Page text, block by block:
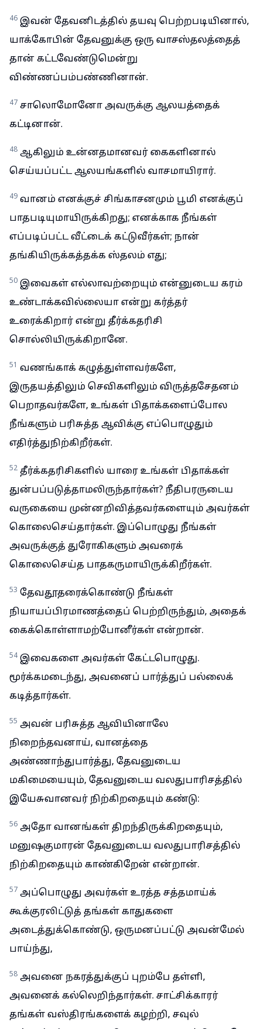
46 இவன் தேவனிடத்தில் தயவு பெற்றபடியினால்,
யாக்கோபின் தேவனுக்கு ஒரு வாசஸ்தலத்தைத்
தான் கட்டவேண்டுமென்று
விண்ணப்பம்பண்ணினான்.
47 சாலொமோனோ அவருக்கு ஆலயத்தைக்
கட்டினான்.
48 ஆகிலும் உன்னதமானவர் கைகளினால்
செய்யப்பட்ட ஆலயங்களில் வாசமாயிரார்.
49 வானம் எனக்குச் சிங்காசனமும் பூமி எனக்குப்
பாதபடியுமாயிருக்கிறது; எனக்காக நீங்கள்
எப்படிப்பட்ட வீட்டைக் கட்டுவீர்கள்; நான்
தங்கியிருக்கத்தக்க ஸ்தலம் எது;
50 இவைகள் எல்லாவற்றையும் என்னுடைய கரம்
உண்டாக்கவில்லையா என்று கர்த்தர்
உரைக்கிறார் என்று தீர்க்கதரிசி
சொல்லியிருக்கிறானே.
51 வணங்காக் கழுத்துள்ளவர்களே,
இருதயத்திலும் செவிகளிலும் விருத்தசேதனம்
பெறாதவர்களே, உங்கள் பிதாக்களைப்போல
நீங்களும் பரிசுத்த ஆவிக்கு எப்பொழுதும்
எதிர்த்துநிற்கிறீர்கள்.
52 தீர்க்கதரிசிகளில் யாரை உங்கள் பிதாக்கள்
துன்பப்படுத்தாமலிருந்தார்கள்? நீதிபரருடைய
வருகையை முன்னறிவித்தவர்களையும் அவர்கள்
கொலைசெய்தார்கள். இப்பொழுது நீங்கள்
அவருக்குத் துரோகிகளும் அவரைக்
கொலைசெய்த பாதகருமாயிருக்கிறீர்கள்.
53 தேவதூதரைக்கொண்டு நீங்கள்
நியாயப்பிரமாணத்தைப் பெற்றிருந்தும், அதைக்
கைக்கொள்ளாமற்போனீர்கள் என்றான்.
54 இவைகளை அவர்கள் கேட்டபொழுது.
மூர்க்கமடைந்து, அவனைப் பார்த்துப் பல்லைக்
கடித்தார்கள்.
55 அவன் பரிசுத்த ஆவியினாலே
நிறைந்தவனாய், வானத்தை
அண்ணாந்துபார்த்து, தேவனுடைய
மகிமையையும், தேவனுடைய வலதுபாரிசத்தில்
இயேசுவானவர் நிற்கிறதையும் கண்டு:
56 அதோ வானங்கள் திறந்திருக்கிறதையும்,
மனுஷகுமாரன் தேவனுடைய வலதுபாரிசத்தில்
நிற்கிறதையும் காண்கிறேன் என்றான்.
57 அப்பொழுது அவர்கள் உரத்த சத்தமாய்க்
கூக்குரலிட்டுத் தங்கள் காதுகளை
அடைத்துக்கொண்டு, ஒருமனப்பட்டு அவன்மேல்
பாய்ந்து,
58 அவனை நகரத்துக்குப் புறம்பே தள்ளி,
அவனைக் கல்லெறிந்தார்கள். சாட்சிக்காரர்
தங்கள் வஸ்திரங்களைக் கழற்றி, சவுல்